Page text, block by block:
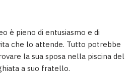
è pieno di entusiasmo e di
che lo attende. Tutto potrebbe
la sua sposa nella piscina del
a suo fratello.